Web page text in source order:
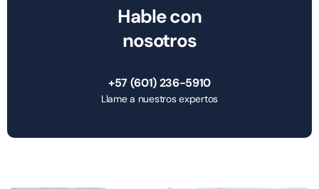
Hable con
nosotros
+57 (601) 236-5910
Llame a nuestros expertos